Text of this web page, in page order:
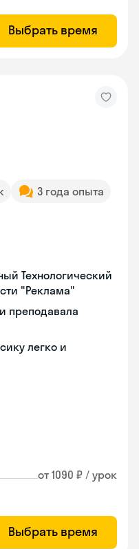
Выбрать время
3 года опыта
Технологический
"Реклама"
преподавала
легко и
от 1090 ₽ / урок
Выбрать время